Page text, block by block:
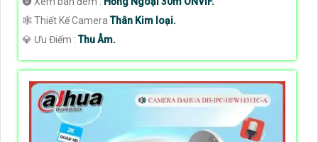
🕸️ Thiết Kế CameraThân Kim loại.
️💎 Ưu Điểm :Thu Âm.